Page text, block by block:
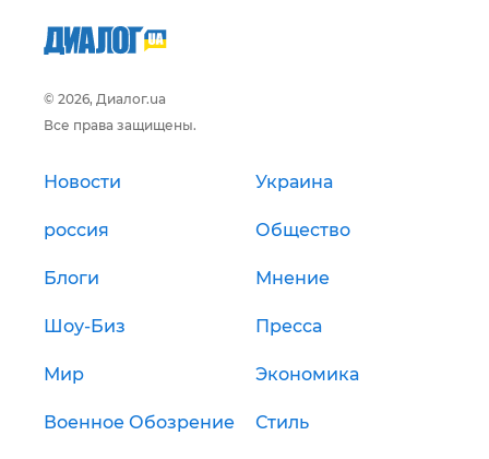
© 2026, Диалог.ua
Все права защищены.
Новости Украина
россия Общество
Блоги Мнение
Шоу-Биз Пресса
Мир Экономика
Военное Обозрение Стиль